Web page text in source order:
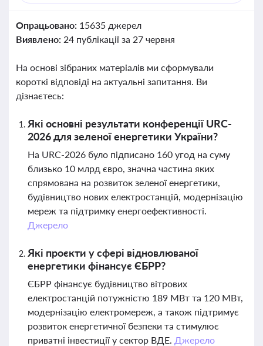
Опрацьовано: 15635 джерел
Виявлено: 24 публікації за 27 червня
На основі зібраних матеріалів ми сформували
короткі відповіді на актуальні запитання. Ви
дізнаєтесь:
Які основні результати конференції URC-
2026 для зеленої енергетики України?
На URC-2026 було підписано 160 угод на суму
близько 10 млрд євро, значна частина яких
спрямована на розвиток зеленої енергетики,
будівництво нових електростанцій, модернізацію
мереж та підтримку енергоефективності.
Джерело
Які проєкти у сфері відновлюваної
енергетики фінансує ЄБРР?
ЄБРР фінансує будівництво вітрових
електростанцій потужністю 189 МВт та 120 МВт,
модернізацію електромереж, а також підтримує
розвиток енергетичної безпеки та стимулює
приватні інвестиції у сектор ВДЕ. Джерело